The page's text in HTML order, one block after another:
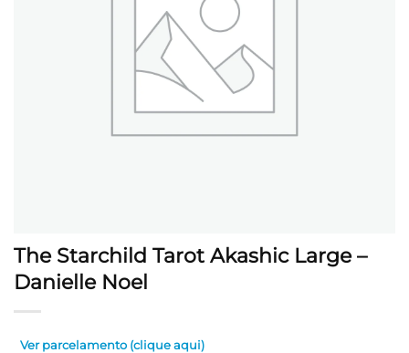
The Starchild Tarot Akashic Large –
Danielle Noel
Ver parcelamento (clique aqui)